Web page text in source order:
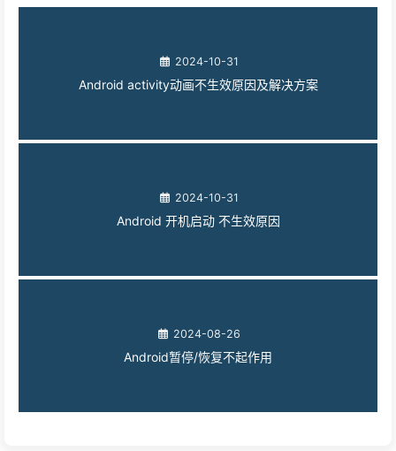
2024-10-31
Android activity动画不生效原因及解决方案
2024-10-31
Android 开机启动 不生效原因
2024-08-26
Android暂停/恢复不起作用